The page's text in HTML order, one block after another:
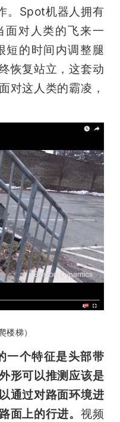
。Spot机器人拥有
面对人类的飞来一
短的时间内调整腿
恢复站立，这套动
对这人类的霸凌，
楼梯）
一个特征是头部带
形可以推测应该是
通过对路面环境进
面上的行进。 视频